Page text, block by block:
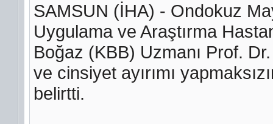
SAMSUN (İHA) - Ondokuz
Uygulama ve Araştırma
Boğaz (KBB) Uzmanı Prof.
ve cinsiyet ayırımı
belirtti.